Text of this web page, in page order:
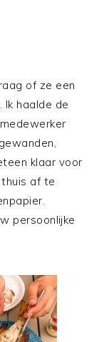
of ze een
haalde de
klaar voor
af te
persoonlijke